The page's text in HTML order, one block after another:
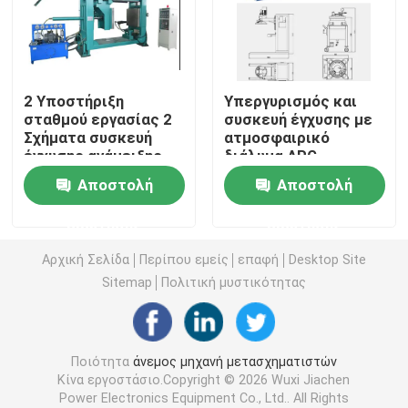
Φούρνος ξήρανσης μετασχηματιστή
Μηχανή χύτευσης ρητίνης υπό κενό
Συσκευή έγχυσης ανάμιξης κενού
Σκηνοθεσία με κενό
Κέντρο τραύματος μετασχηματιστή
ΚΡΟ ΚΡΝΟ
2 Υποστήριξη
σταθμού εργασίας 2
Σχήματα συσκευή
έγχυσης ανάμειξης
κενού
Αποστολή
Υπεργυρισμός και
συσκευή έγχυσης με
ατμοσφαιρικό
διάλυμα APG
Αποστολή
Αρχική Σελίδα Περίπου εμείς επαφή
Desktop Site
Sitemap
Πολιτική μυστικότητας
Ποιότητα άνεμος μηχανή μετασχηματιστών
Κίνα εργοστάσιο.Copyright © 2026 Wuxi Jiachen
Power Electronics Equipment Co., Ltd.. All Rights